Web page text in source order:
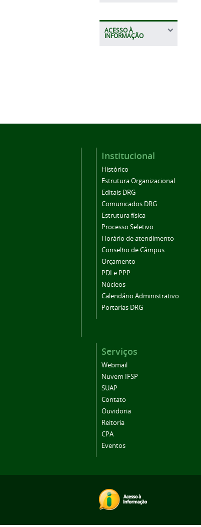
ACESSO À
INFORMAÇÃO
Institucional
Histórico
Estrutura Organizacional
Editais DRG
Comunicados DRG
Estrutura física
Processo Seletivo
Horário de atendimento
Conselho de Câmpus
Orçamento
PDI e PPP
Núcleos
Calendário Administrativo
Portarias DRG
Serviços
Webmail
Nuvem IFSP
SUAP
Contato
Ouvidoria
Reitoria
CPA
Eventos